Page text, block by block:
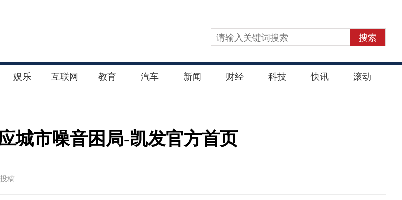
搜索
娱乐 互联网 教育 汽车 新闻 财经 科技 快讯 滚动
城市噪音困局-凯发官方首页
稿